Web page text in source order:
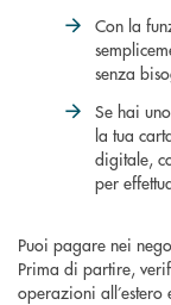
Con la
senza
Se hai
la tua
digitale,
per
Puoi pagare nei
Prima di partire,
operazioni all’estero